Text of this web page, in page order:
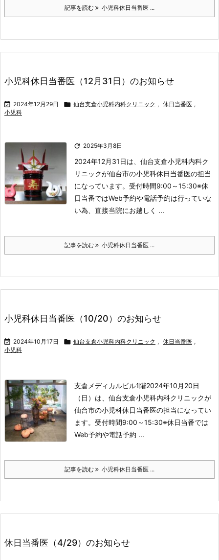
記事を読む 小児科休日当番医 ...
小児科休日当番医（12月31日）のお知らせ
 2024年12月29日  仙台支倉小児科内科クリニック , 休日当番医 ,
小児科
 2025年3月8日
2024年12月31日は、仙台支倉小児科内科ク
リニックが仙台市の小児科休日当番医の担当
になっています。 受付時間9:00～15:30※休
日当番ではWeb予約や電話予約は行っていな
い為、直接当院にお越しく ...
記事を読む 小児科休日当番医 ...
小児科休日当番医（10/20）のお知らせ
 2024年10月17日  仙台支倉小児科内科クリニック , 休日当番医 ,
小児科
支倉メディカルビル1階2024年10月20日
（日）は、仙台支倉小児科内科クリニックが
仙台市の小児科休日当番医の担当になってい
ます。 受付時間9:00～15:30※休日当番では
Web予約や電話予約 ...
記事を読む 小児科休日当番医 ...
休日当番医（4/29）のお知らせ